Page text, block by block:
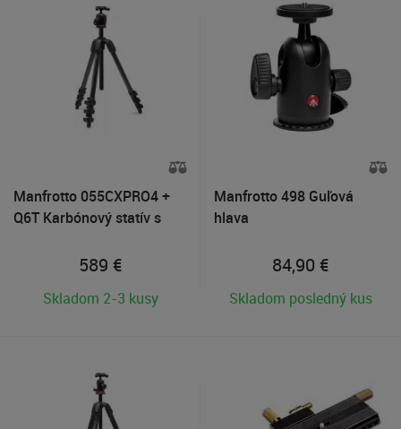
Manfrotto 055CXPRO4 +
Q6T Karbónový statív s
589 €
Skladom 2-3 kusy
Manfrotto 498 Guľová
hlava
84,90 €
Skladom posledný kus